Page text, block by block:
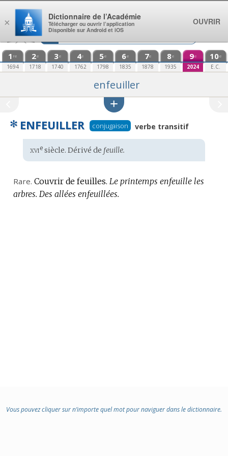
Aller au contenu
1 re
1694
2e
1718
3e
1740
4e
1762
5e
1798
6e
1835
7e
1878
8e
1935
9e
2024
10e
E.C.
enfeuiller
✻ ENFEUILLER conjugaison verbe transitif
Étymologie
:
xviesiècle. Dérivé de feuille.
Rare. Couvrir de feuilles. Le printemps enfeuille les
arbres. Des allées enfeuillées.
Vous pouvez cliquer sur n’importe quel mot pour naviguer dans le dictionnaire.
×
Dictionnaire de l’Académie
Télécharger ou ouvrir l’application
Disponible sur Android et iOS
OUVRIR